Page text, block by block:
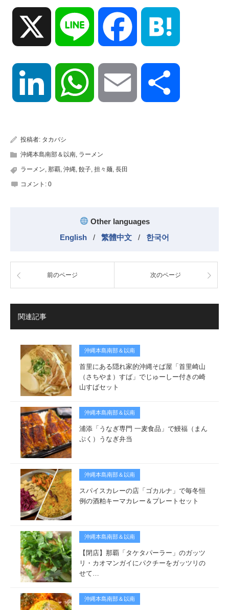
Line Facebook
LinkedIn WhatsApp Email
投稿者: タカバシ
沖縄本島南部＆以南 ラーメン
ラーメン 那覇 沖縄 餃子 担々麺 長田
コメント: 0
Other languages
English
/ 繁體中文 / 한국어
前のページ 次のページ
関連記事
沖縄本島南部＆以南
首里にある隠れ家的沖縄そば屋「首里崎山
（さちやま）すば」でじゅーしー付きの崎
山すばセット
沖縄本島南部＆以南
浦添「うなぎ専門 一麦食品」で鰻福（まん
ぷく）うなぎ弁当
沖縄本島南部＆以南
スパイスカレーの店「ゴカルナ」で毎冬恒
例の酒粕キーマカレー＆プレートセット
沖縄本島南部＆以南
【閉店】那覇「タケタパーラー」のガッツ
リ・カオマンガイにパクチーをガッツリの
せて…
沖縄本島南部＆以南